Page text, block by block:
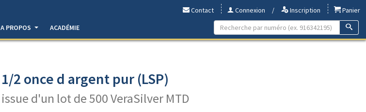
Contact Connexion / Inscription
Panier
A PROPOS ACADÉMIE
1/2 once d argent pur (LSP)
issue d'un lot de 500 VeraSilver MTD